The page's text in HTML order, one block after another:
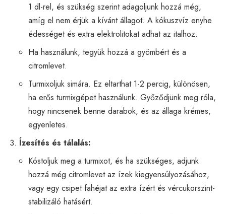
1 dl-rel, és szükség szerint adagoljunk hozzá még,
amíg el nem érjük a kívánt állagot. A kókuszvíz enyhe
édességet és extra elektrolitokat adhat az italhoz.
Ha használunk, tegyük hozzá a gyömbért és a
citromlevet.
Turmixoljuk simára. Ez eltarthat 1-2 percig, különösen,
ha erős turmixgépet használunk. Győződjünk meg róla,
hogy nincsenek benne darabok, és az állaga krémes,
egyenletes.
Ízesítés és tálalás:
Kóstoljuk meg a turmixot, és ha szükséges, adjunk
hozzá még citromlevet az ízek kiegyensúlyozásához,
vagy egy csipet fahéjat az extra ízért és vércukorszint-
stabilizáló hatásért.